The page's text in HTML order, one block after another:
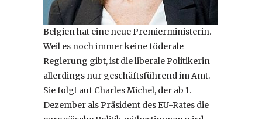
Belgien hat eine neue Premierministerin.
Weil es noch immer keine föderale
Regierung gibt, ist die liberale Politikerin
allerdings nur geschäftsführend im Amt.
Sie folgt auf Charles Michel, der ab 1.
Dezember als Präsident des EU-Rates die